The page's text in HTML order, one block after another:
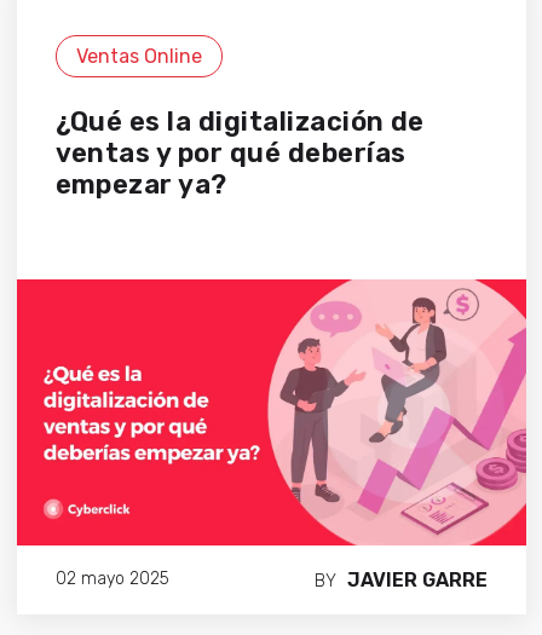
Ventas Online
¿Qué es la digitalización de
ventas y por qué deberías
empezar ya?
02 mayo 2025 BY JAVIER GARRE